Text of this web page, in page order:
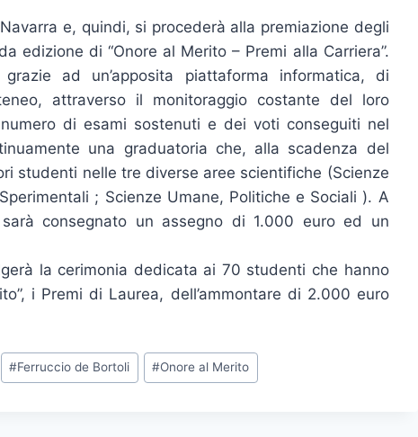
e, quindi, si procederà alla premiazione degli
edizione di “Onore al Merito – Premi alla Carriera”.
ad un’apposita piattaforma informatica, di
attraverso il monitoraggio costante del loro
di esami sostenuti e dei voti conseguiti nel
una graduatoria che, alla scadenza del
studenti nelle tre diverse aree scientifiche (Scienze
; Scienze Umane, Politiche e Sociali ). A
consegnato un assegno di 1.000 euro ed un
la cerimonia dedicata ai 70 studenti che hanno
i Premi di Laurea, dell’ammontare di 2.000 euro
#Ferruccio de Bortoli #Onore al Merito